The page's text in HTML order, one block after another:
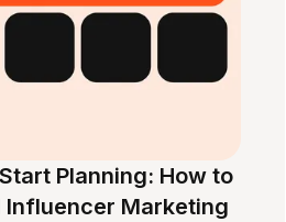
Planning: How to
Influencer Marketing